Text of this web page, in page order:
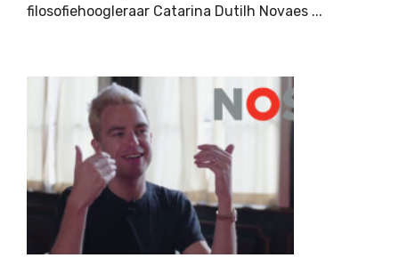
filosofiehoogleraar Catarina Dutilh Novaes ...